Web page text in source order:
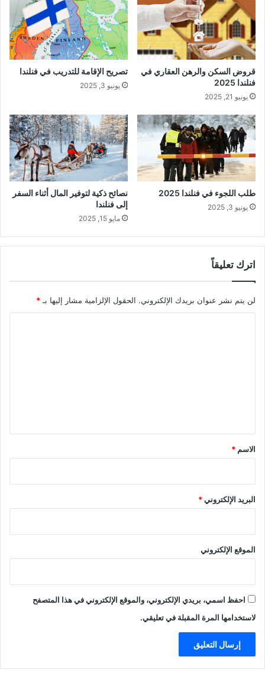
قروض السكن والرهن العقاري في
فنلندا 2025
يونيو 21, 2025
تصريح الإقامة للتدريب في فنلندا
يونيو 3, 2025
طلب اللجوء في فنلندا 2025
يونيو 3, 2025
نصائح ذكية لتوفير المال أثناء السفر
إلى فنلندا
مايو 15, 2025
اترك تعليقاً
لن يتم نشر عنوان بريدك الإلكتروني. الحقول الإلزامية مشار إليها بـ*
*
الاسم *
البريد الإلكتروني*
الموقع الإلكتروني
احفظ اسمي، بريدي الإلكتروني، والموقع الإلكتروني في هذا المتصفح
لاستخدامها المرة المقبلة في تعليقي.